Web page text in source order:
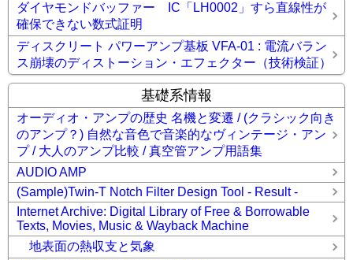
ダイヤモンドバッファー IC「LH0002」すら直線性が
確保できない数式証明
ディスクリート パワーアンプ基板 VFA-01 : 電流バラン
ス崩壊のディストーション・エフェクター（技術検証）
基礎系情報
オーディオ・アンプの歴史 名機と変遷 / (クラシック向き
のアンプ？) 自然な音色で音楽的なヴィンテージ・アン
プ / 大人のアンプ比較 / 真空管アンプ用語集
AUDIO AMP
(Sample)Twin-T Notch Filter Design Tool - Result -
Internet Archive: Digital Library of Free & Borrowable
Texts, Movies, Music & Wayback Machine
地表面の熱収支と気象